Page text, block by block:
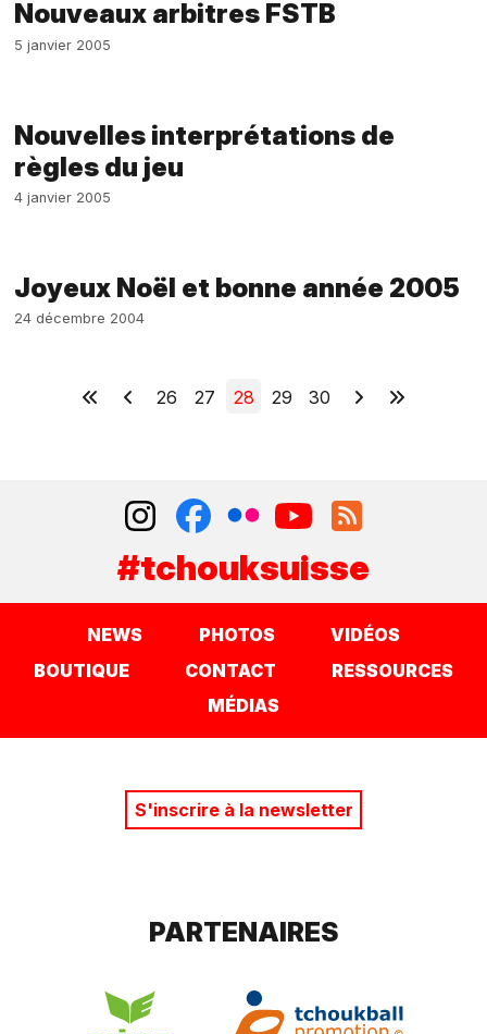
Nouveaux arbitres FSTB
5 janvier 2005
Nouvelles interprétations de
règles du jeu
4 janvier 2005
Joyeux Noël et bonne année 2005
24 décembre 2004
26 27 28 29 30
#tchouksuisse
NEWS PHOTOS
VIDÉOS
BOUTIQUE
CONTACT
RESSOURCES
MÉDIAS
S'inscrire à la newsletter
PARTENAIRES